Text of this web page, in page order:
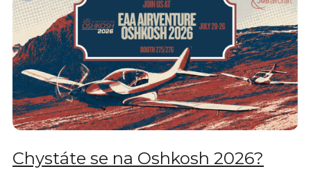
Chystáte se na Oshkosh 2026?